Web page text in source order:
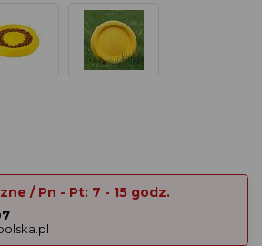
/ Pn - Pt: 7 - 15 godz.